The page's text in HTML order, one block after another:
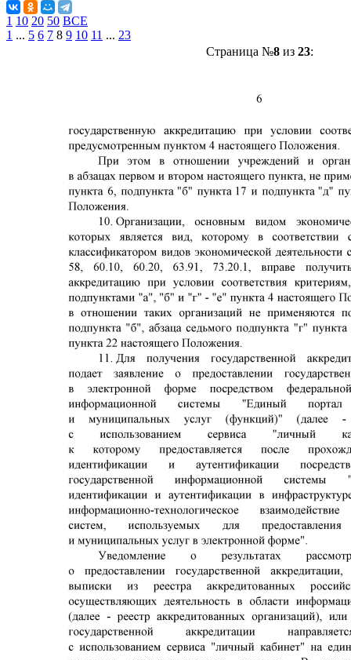
1 10 20 50 ВСЕ
1 ... 5 6 7 8 9 10 11 ... 23
Страница №8из 23: